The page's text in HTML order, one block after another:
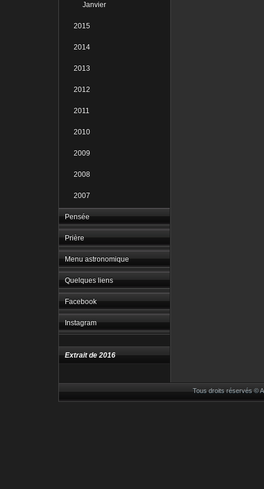
Janvier
2015
2014
2013
2012
2011
2010
2009
2008
2007
Pensée
Prière
Menu astronomique
Quelques liens
Facebook
Instagram
Extrait de 2016
Tous droits réservés ©